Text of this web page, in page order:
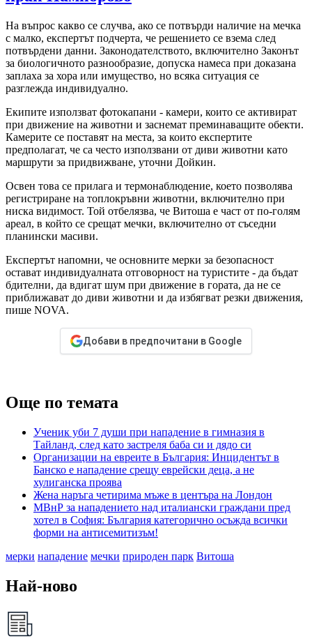
На въпрос какво се случва, ако се потвърди наличие на мечка
с малко, експертът подчерта, че решението се взема след
потвърдени данни. Законодателството, включително Законът
за биологичното разнообразие, допуска намеса при доказана
заплаха за хора или имущество, но всяка ситуация се
разглежда индивидуално.
Екипите използват фотокапани - камери, които се активират
при движение на животни и заснемат преминаващите обекти.
Камерите се поставят на места, за които експертите
предполагат, че са често използвани от диви животни като
маршрути за придвижване, уточни Дойкин.
Освен това се прилага и термонаблюдение, което позволява
регистриране на топлокръвни животни, включително при
ниска видимост. Той отбелязва, че Витоша е част от по-голям
ареал, в който се срещат мечки, включително от съседни
планински масиви.
Експертът напомни, че основните мерки за безопасност
остават индивидуалната отговорност на туристите - да бъдат
бдителни, да вдигат шум при движение в гората, да не се
приближават до диви животни и да избягват резки движения,
пише NOVA.
Добави в предпочитани в Google
Още по темата
Ученик уби 7 души при нападение в гимназия в
Тайланд, след като застреля баба си и дядо си
Организации на евреите в България: Инцидентът в
Банско е нападение срещу еврейски деца, а не
хулиганска проява
Жена наръга четирима мъже в центъра на Лондон
МВнР за нападението над италиански граждани пред
хотел в София: България категорично осъжда всички
форми на антисемитизъм!
мерки нападение мечки природен парк Витоша
Най-ново